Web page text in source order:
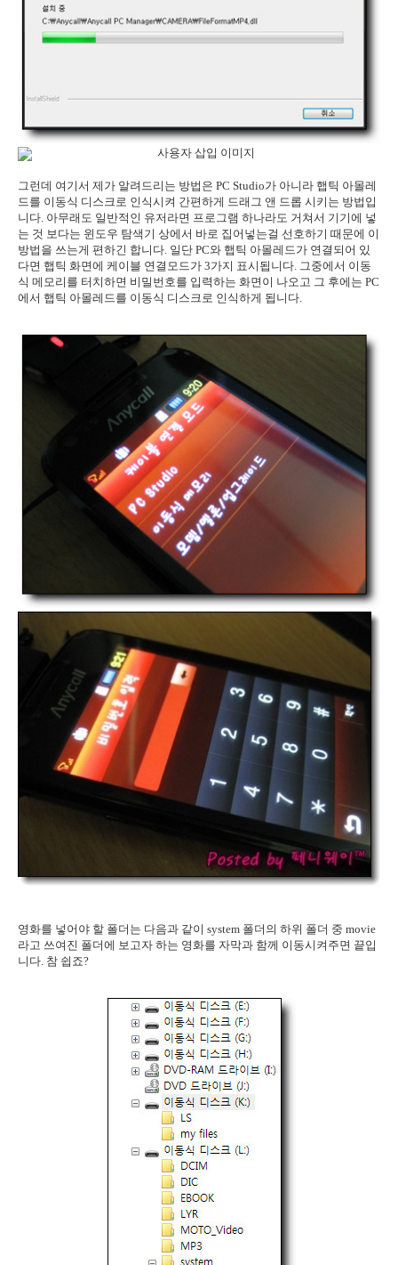
그런데 여기서 제가 알려드리는 방법은 PC Studio가 아니라 햅틱 아몰레
드를 이동식 디스크로 인식시켜 간편하게 드래그 앤 드롭 시키는 방법입
니다. 아무래도 일반적인 유저라면 프로그램 하나라도 거쳐서 기기에 넣
는 것 보다는 윈도우 탐색기 상에서 바로 집어넣는걸 선호하기 때문에 이
방법을 쓰는게 편하긴 합니다. 일단 PC와 햅틱 아몰레드가 연결되어 있
다면 햅틱 화면에 케이블 연결모드가 3가지 표시됩니다. 그중에서 이동
식 메모리를 터치하면 비밀번호를 입력하는 화면이 나오고 그 후에는 PC
에서 햅틱 아몰레드를 이동식 디스크로 인식하게 됩니다.
영화를 넣어야 할 폴더는 다음과 같이 system 폴더의 하위 폴더 중 movie
라고 쓰여진 폴더에 보고자 하는 영화를 자막과 함께 이동시켜주면 끝입
니다. 참 쉽죠?